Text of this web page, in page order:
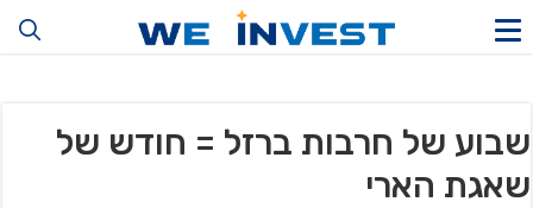
שבוע של חרבות ברזל = חודש של
שאגת הארי